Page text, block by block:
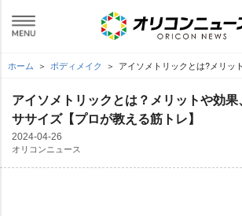
ホーム ボディメイク アイソメトリックとは?メリッ
アイソメトリックとは？メリットや効
ササイズ【プロが教える筋トレ】
2024-04-26
オリコンニュース